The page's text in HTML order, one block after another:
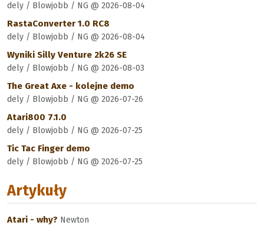
dely / Blowjobb / NG @ 2026-08-04
RastaConverter 1.0 RC8
dely / Blowjobb / NG @ 2026-08-04
Wyniki Silly Venture 2k26 SE
dely / Blowjobb / NG @ 2026-08-03
The Great Axe - kolejne demo
dely / Blowjobb / NG @ 2026-07-26
Atari800 7.1.0
dely / Blowjobb / NG @ 2026-07-25
Tic Tac Finger demo
dely / Blowjobb / NG @ 2026-07-25
Artykuły
Atari - why? Newton